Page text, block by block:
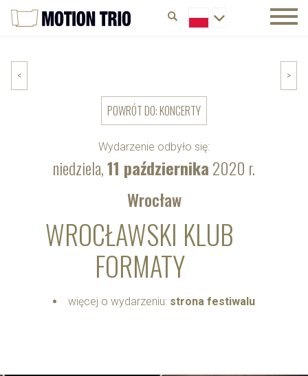
Wydarzenie odbyło się:
niedziela,11 października2020 r.
< >
POWRÓT DO: KONCERTY
Wrocław
WROCŁAWSKI KLUB
FORMATY
więcej o wydarzeniu: strona festiwalu